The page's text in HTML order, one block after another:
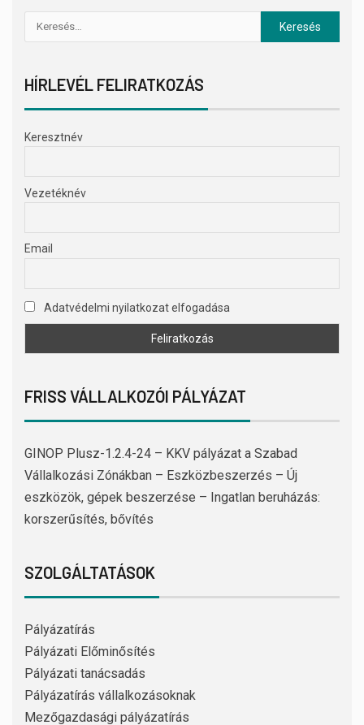
HÍRLEVÉL FELIRATKOZÁS
Keresztnév
Vezetéknév
Email
Adatvédelmi nyilatkozat elfogadása
FRISS VÁLLALKOZÓI PÁLYÁZAT
GINOP Plusz-1.2.4-24 – KKV pályázat a Szabad
Vállalkozási Zónákban – Eszközbeszerzés – Új
eszközök, gépek beszerzése – Ingatlan beruházás:
korszerűsítés, bővítés
SZOLGÁLTATÁSOK
Pályázatírás
Pályázati Előminősítés
Pályázati tanácsadás
Pályázatírás vállalkozásoknak
Mezőgazdasági pályázatírás